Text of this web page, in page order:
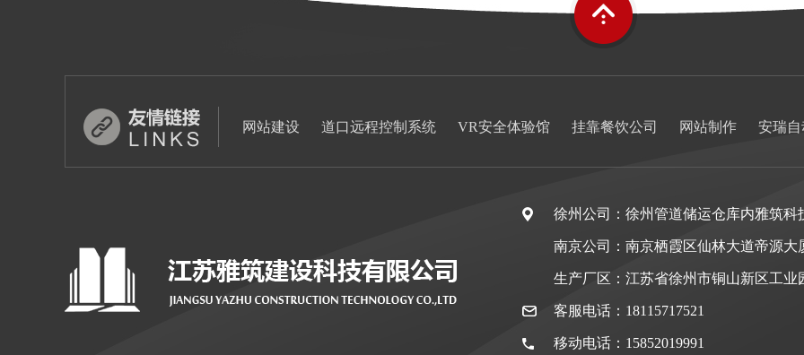
网站建设 道口远程控制系统 VR安全体验馆 挂靠餐饮公司 网站制作 安瑞
徐州公司：徐州管道储运仓库内雅筑科
南京公司：南京栖霞区仙林大道帝源大
生产厂区：江苏省徐州市铜山新区工业
客服电话：18115717521
移动电话：15852019991